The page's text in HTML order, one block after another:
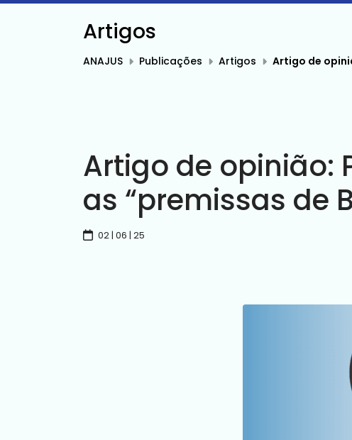
Artigos
ANAJUS Publicações Artigos Artigo de
Artigo de opinião:
as “premissas de
02 | 06 | 25